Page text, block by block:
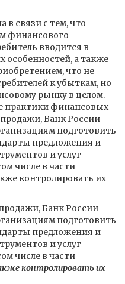
в связи с тем, что
финансового
вводится в
особенностей, а также
что не
к убыткам, но
рынку в целом.
практики финансовых
Банк России
подготовить
предложения и
и услуг
числе в части
контролировать их
Банк России
подготовить
предложения и
и услуг
числе в части
контролировать их